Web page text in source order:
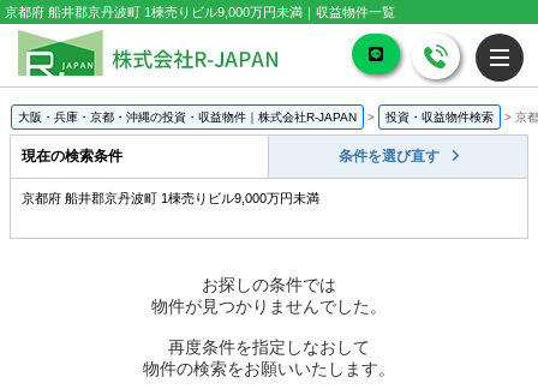
京都府 船井郡京丹波町 1棟売りビル9,000万円未満｜収益物件一覧
大阪・兵庫・京都・沖縄の投資・収益物件｜株式会社R-JAPAN > 投資・収益物件検索 > 京
現在の検索条件 条件を選び直す
京都府 船井郡京丹波町 1棟売りビル9,000万円未満
お探しの条件では
物件が見つかりませんでした。
再度条件を指定しなおして
物件の検索をお願いいたします。